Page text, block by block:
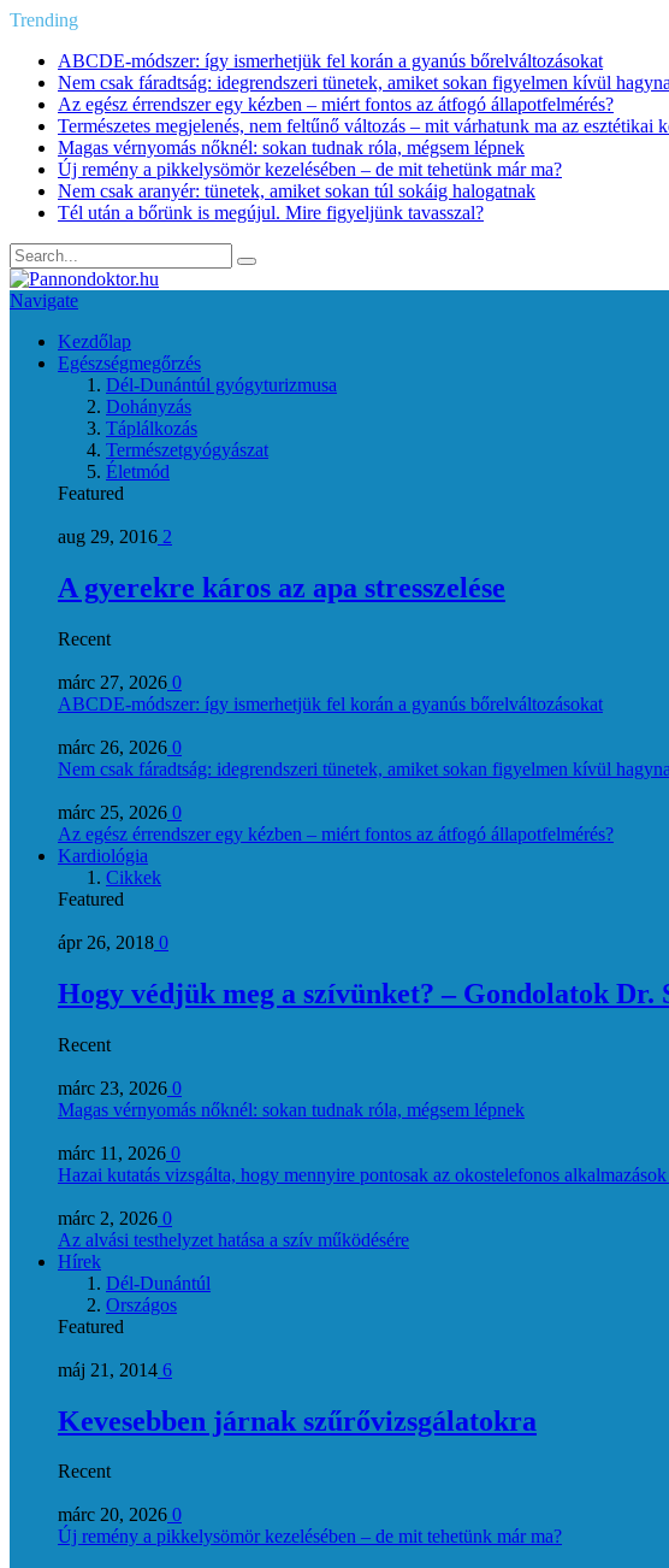
Trending
ABCDE‑módszer: így ismerhetjük fel korán a gyanús bőrelváltozásokat
Nem csak fáradtság: idegrendszeri tünetek, amiket sokan figyelmen kívül
Az egész érrendszer egy kézben – miért fontos az átfogó állapotfelmérés?
Természetes megjelenés, nem feltűnő változás – mit várhatunk ma az esztétikai
Magas vérnyomás nőknél: sokan tudnak róla, mégsem lépnek
Új remény a pikkelysömör kezelésében – de mit tehetünk már ma?
Nem csak aranyér: tünetek, amiket sokan túl sokáig halogatnak
Tél után a bőrünk is megújul. Mire figyeljünk tavasszal?
Navigate
Kezdőlap
Egészségmegőrzés
Dél-Dunántúl gyógyturizmusa
Dohányzás
Táplálkozás
Természetgyógyászat
Életmód
Featured
aug 29, 2016 2
A gyerekre káros az apa stresszelése
Recent
márc 27, 2026 0
ABCDE‑módszer: így ismerhetjük fel korán a gyanús bőrelváltozásokat
márc 26, 2026 0
Nem csak fáradtság: idegrendszeri tünetek, amiket sokan figyelmen kívül
márc 25, 2026 0
Az egész érrendszer egy kézben – miért fontos az átfogó állapotfelmérés?
Kardiológia
Cikkek
Featured
ápr 26, 2018 0
Hogy védjük meg a szívünket? – Gondolatok Dr.
Recent
márc 23, 2026 0
Magas vérnyomás nőknél: sokan tudnak róla, mégsem lépnek
márc 11, 2026 0
Hazai kutatás vizsgálta, hogy mennyire pontosak az okostelefonos
márc 2, 2026 0
Az alvási testhelyzet hatása a szív működésére
Hírek
Dél-Dunántúl
Országos
Featured
máj 21, 2014 6
Kevesebben járnak szűrővizsgálatokra
Recent
márc 20, 2026 0
Új remény a pikkelysömör kezelésében – de mit tehetünk már ma?